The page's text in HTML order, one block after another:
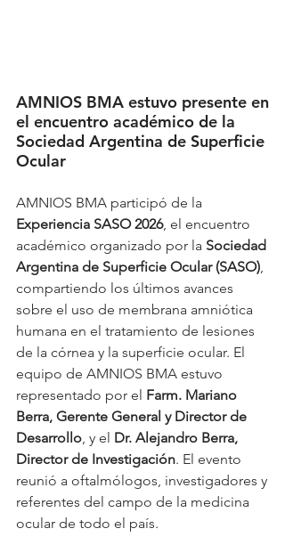
AMNIOS BMA estuvo presente en
el encuentro académico de la
Sociedad Argentina de Superficie
Ocular
AMNIOS BMA participó de la
Experiencia SASO 2026, el encuentro
académico organizado por la Sociedad
Argentina de Superficie Ocular (SASO)
compartiendo los últimos avances
sobre el uso de membrana amniótica
humana en el tratamiento de lesiones
de la córnea y la superficie ocular. El
equipo de AMNIOS BMA estuvo
representado por el Farm. Mariano
Berra, Gerente General y Director de
Desarrollo , y el Dr. Alejandro Berra,
Director de Investigación. El evento
reunió a oftalmólogos, investigadores y
referentes del campo de la medicina
ocular de todo el país.